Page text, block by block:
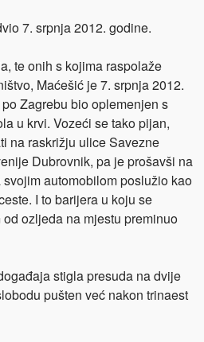
7. srpnja 2012. godine.
te onih s kojima raspolaže
Maćešić je 7. srpnja 2012.
Zagrebu bio oplemenjen s
u krvi. Vozeći se tako pijan,
na raskrižju ulice Savezne
Dubrovnik, pa je prošavši na
automobilom poslužio kao
I to barijera u koju se
ozljeda na mjestu preminuo
stigla presuda na dvije
pušten već nakon trinaest